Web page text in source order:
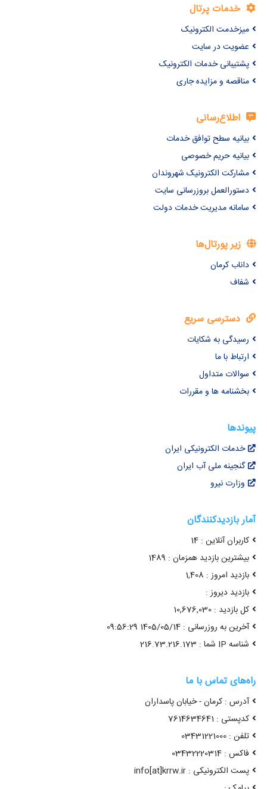
خدمات پرتال
میزخدمت الکترونیک
عضویت در سایت
پشتیبانی خدمات الکترونیک
مناقصه و مزایده جاری
اطلاع‌رسانی
بیانیه سطح توافق خدمات
بیانیه حریم خصوصی
مشارکت الکترونیک شهروندان
دستورالعمل بروزرسانی سایت
سامانه مدیریت خدمات دولت
زیر پورتال‌ها
داناب کرمان
شفاف
دسترسی سریع
رسیدگی به شکایات
ارتباط با ما
سوالات متداول
بخشنامه ها و مقررات
پیوندها
خدمات الکترونیکی ایران
گنجینه ملی آب ایران
وزارت نیرو
آمار بازدیدکنندگان
کاربران آنلاین : 14
بیشترین بازدید همزمان : 1489
بازدید امروز : 1,408
بازدید دیروز :
کل بازدید : 10,676,030
آخرین به روزرسانی : 1405/05/14 09:56:29
شناسه IP شما : 216.73.216.173
راه‌های تماس با ما
آدرس : کرمان - خیابان پاسداران
کدپستی : 7614634641
تلفن : 03431221000
فاکس : 03432220314
پست الکترونیکی : info[at]krrw.ir